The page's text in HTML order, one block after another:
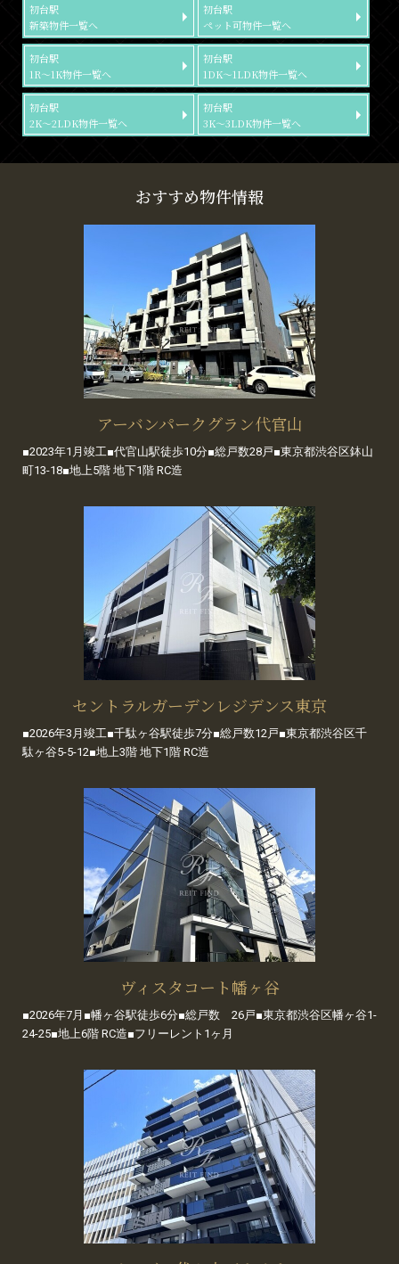
初台駅
新築物件一覧へ
初台駅
ペット可物件一覧へ
初台駅
1R～1K物件一覧へ
初台駅
1DK～1LDK物件一覧へ
初台駅
2K～2LDK物件一覧へ
初台駅
3K～3LDK物件一覧へ
おすすめ物件情報
アーバンパークグラン代官山
■2023年1月竣工■代官山駅徒歩10分■総戸数28戸■東京都渋谷区鉢山
町13-18■地上5階 地下1階 RC造
セントラルガーデンレジデンス東京
■2026年3月竣工■千駄ヶ谷駅徒歩7分■総戸数12戸■東京都渋谷区千
駄ヶ谷5-5-12■地上3階 地下1階 RC造
ヴィスタコート幡ヶ谷
■2026年7月■幡ヶ谷駅徒歩6分■総戸数 26戸■東京都渋谷区幡ヶ谷1-
24-25■地上6階 RC造■フリーレント1ヶ月